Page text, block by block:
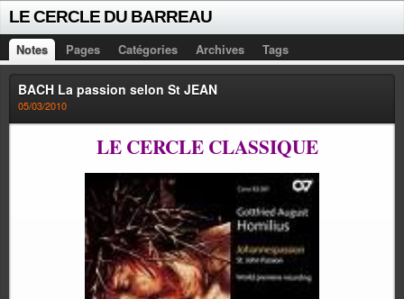
LE CERCLE DU BARREAU
Notes Pages Catégories Archives Tags
BACH La passion selon St JEAN
05/03/2010
LE CERCLE CLASSIQUE